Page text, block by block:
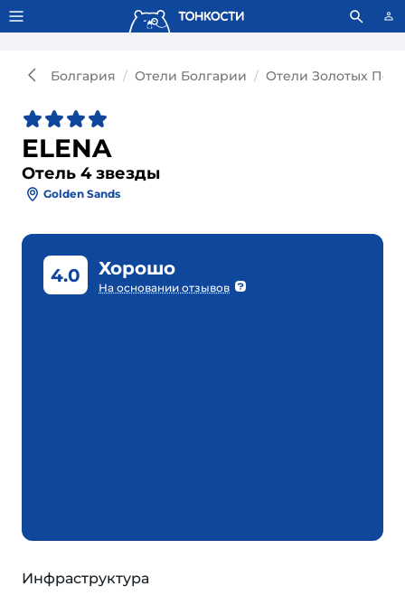
Тонкости используют сookie-файлы. Что это значит?
Болгария Отели Болгарии Отели Золотых
ELENA
Отель 4 звезды
Golden Sands
4.0 Хорошо
На основании отзывов
Инфраструктура